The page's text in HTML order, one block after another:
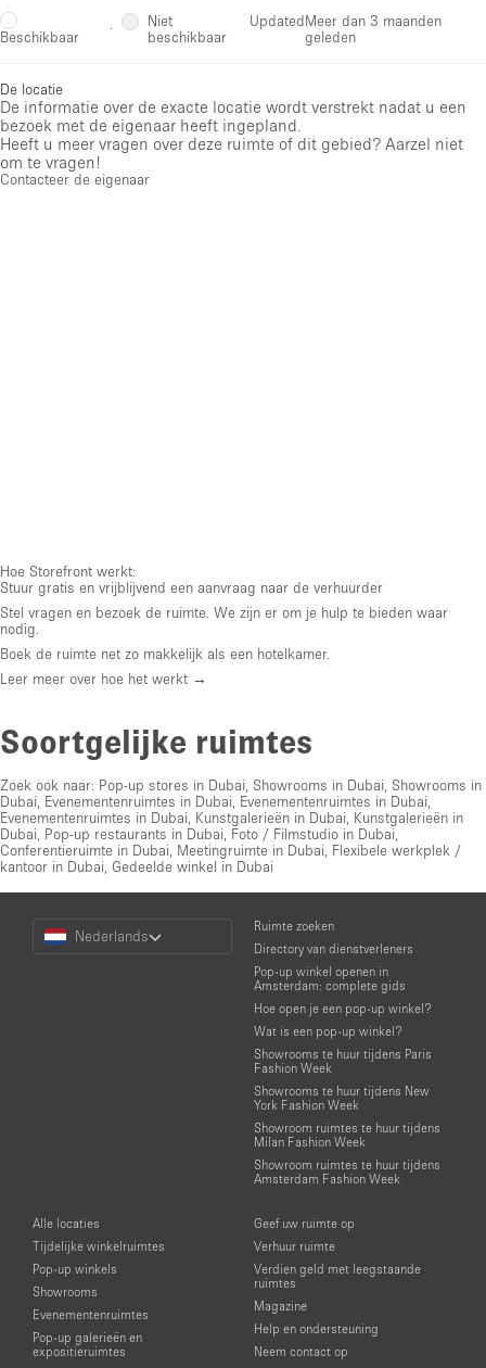
Beschikbaar ·
Niet
beschikbaar
UpdatedMeer dan 3 maanden
geleden
De locatie
De informatie over de exacte locatie wordt verstrekt nadat u een
bezoek met de eigenaar heeft ingepland.
Heeft u meer vragen over deze ruimte of dit gebied? Aarzel niet
om te vragen!
Contacteer de eigenaar
Hoe Storefront werkt:
Stuur gratis en vrijblijvend een aanvraag naar de verhuurder
Stel vragen en bezoek de ruimte. We zijn er om je hulp te bieden waar
nodig.
Boek de ruimte net zo makkelijk als een hotelkamer.
Leer meer over hoe het werkt →
Soortgelijke ruimtes
Zoek ook naar: Pop-up stores in Dubai Showrooms in Dubai Showrooms in
Dubai Evenementenruimtes in Dubai Evenementenruimtes in Dubai
Evenementenruimtes in Dubai Kunstgalerieën in Dubai Kunstgalerieën in
Dubai Pop-up restaurants in Dubai Foto / Filmstudio in Dubai
Conferentieruimte in Dubai Meetingruimte in Dubai Flexibele werkplek /
kantoor in Dubai Gedeelde winkel in Dubai
Choose
Language
Nederlands
Ruimte zoeken
Directory van dienstverleners
Pop-up winkel openen in
Amsterdam: complete gids
Hoe open je een pop-up winkel?
Wat is een pop-up winkel?
Showrooms te huur tijdens Paris
Fashion Week
Showrooms te huur tijdens New
York Fashion Week
Showroom ruimtes te huur tijdens
Milan Fashion Week
Showroom ruimtes te huur tijdens
Amsterdam Fashion Week
Alle locaties
Tijdelijke winkelruimtes
Pop-up winkels
Showrooms
Evenementenruimtes
Pop-up galerieën en
expositieruimtes
Geef uw ruimte op
Verhuur ruimte
Verdien geld met leegstaande
ruimtes
Magazine
Help en ondersteuning
Neem contact op